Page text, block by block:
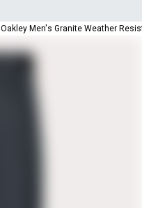
Oakley Men's Granite Weather